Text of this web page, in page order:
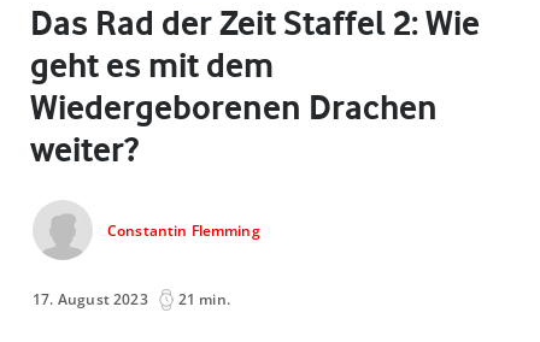
Das Rad der Zeit Staffel 2: Wie
geht es mit dem
Wiedergeborenen Drachen
weiter?
Constantin Flemming
17. August 2023 21 min.